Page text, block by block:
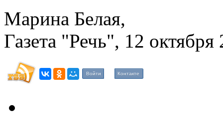
Марина Белая,
Газета "Речь", 12 октября
Войти Контакте